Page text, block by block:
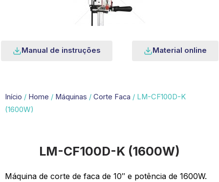
Manual de instruções Material online
Início / Home / Máquinas / Corte Faca / LM-CF100D-K
(1600W)
LM-CF100D-K (1600W)
Máquina de corte de faca de 10″ e potência de 1600W.